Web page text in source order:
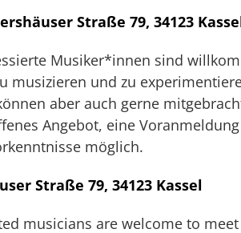
Straße 79, 34123
Musiker*innen sind
musizieren und zu
aber auch gerne
Angebot, eine
möglich.
Straße 79, 34123 Kassel
musicians are welcome to